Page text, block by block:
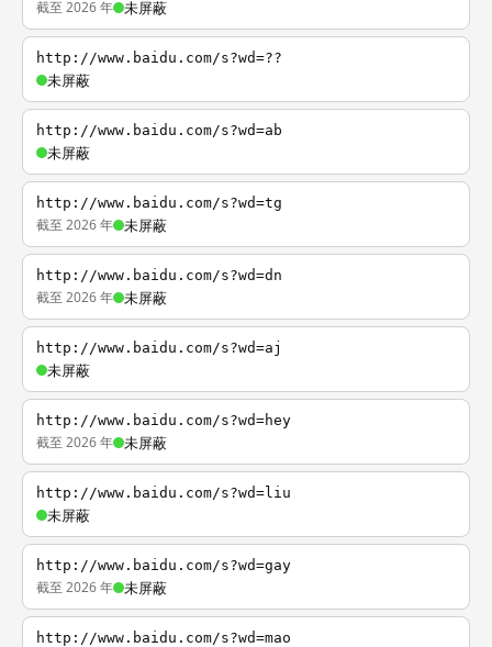
截至 2026 年 未屏蔽
http://www.baidu.com/s?wd=??
未屏蔽
http://www.baidu.com/s?wd=ab
未屏蔽
http://www.baidu.com/s?wd=tg
截至 2026 年 未屏蔽
http://www.baidu.com/s?wd=dn
截至 2026 年 未屏蔽
http://www.baidu.com/s?wd=aj
未屏蔽
http://www.baidu.com/s?wd=hey
截至 2026 年 未屏蔽
http://www.baidu.com/s?wd=liu
未屏蔽
http://www.baidu.com/s?wd=gay
截至 2026 年 未屏蔽
http://www.baidu.com/s?wd=mao